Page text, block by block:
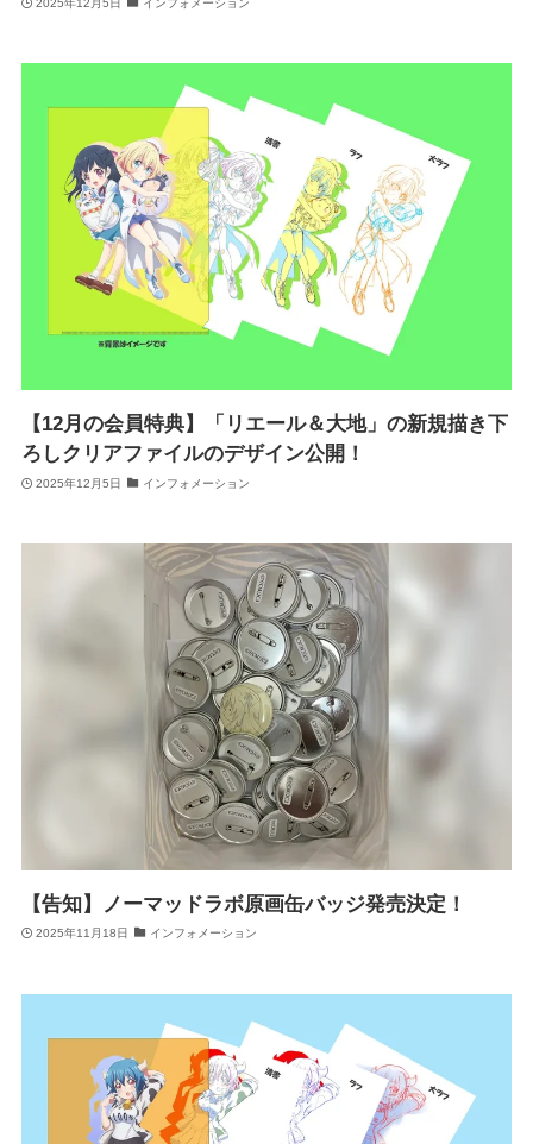
2025年12月5日 インフォメーション
【12月の会員特典】「リエール＆大地」の新規描き下
ろしクリアファイルのデザイン公開！
2025年12月5日 インフォメーション
【告知】ノーマッドラボ原画缶バッジ発売決定！
2025年11月18日 インフォメーション